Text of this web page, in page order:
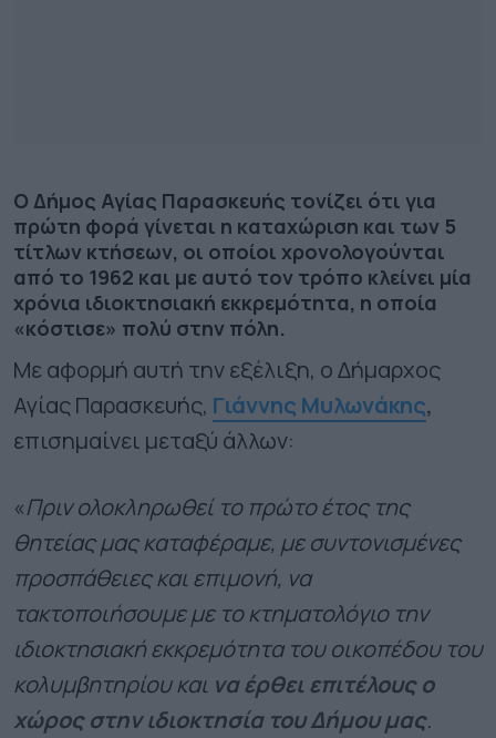
Ο Δήμος Αγίας Παρασκευής τονίζει ότι για
πρώτη φορά γίνεται η καταχώριση και των 5
τίτλων κτήσεων, οι οποίοι χρονολογούνται
από το 1962 και με αυτό τον τρόπο κλείνει μία
χρόνια ιδιοκτησιακή εκκρεμότητα, η οποία
«κόστισε» πολύ στην πόλη.
Με αφορμή αυτή την εξέλιξη, ο Δήμαρχος
Αγίας Παρασκευής, Γιάννης Μυλωνάκης,
επισημαίνει μεταξύ άλλων:
«Πριν ολοκληρωθεί το πρώτο έτος της
θητείας μας καταφέραμε, με συντονισμένες
προσπάθειες και επιμονή, να
τακτοποιήσουμε με το κτηματολόγιο την
ιδιοκτησιακή εκκρεμότητα του οικοπέδου του
κολυμβητηρίου και να έρθει επιτέλους ο
χώρος στην ιδιοκτησία του Δήμου μας.